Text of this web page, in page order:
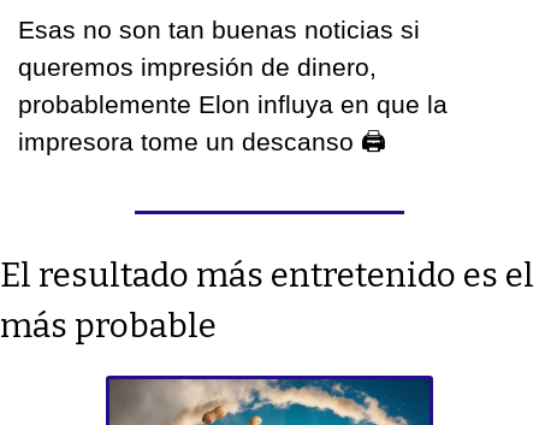
Esas no son tan buenas noticias si
queremos impresión de dinero,
probablemente Elon influya en que la
impresora tome un descanso 🖨
El resultado más entretenido es el
más probable